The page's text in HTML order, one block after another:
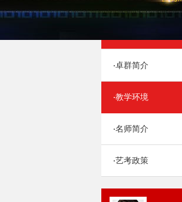
·卓群简介
·教学环境
·名师简介
·艺考政策